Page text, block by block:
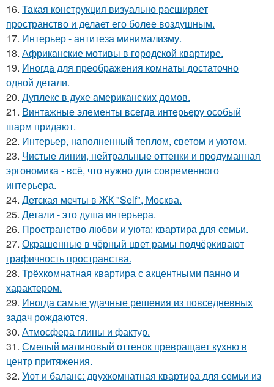
16. Такая конструкция визуально расширяет
пространство и делает его более воздушным.
17. Интерьер - антитеза минимализму.
18. Африканские мотивы в городской квартире.
19. Иногда для преображения комнаты достаточно
одной детали.
20. Дуплекс в духе американских домов.
21. Винтажные элементы всегда интерьеру особый
шарм придают.
22. Интерьер, наполненный теплом, светом и уютом.
23. Чистые линии, нейтральные оттенки и продуманная
эргономика - всё, что нужно для современного
интерьера.
24. Детская мечты в ЖК "Self", Москва.
25. Детали - это душа интерьера.
26. Пространство любви и уюта: квартира для семьи.
27. Окрашенные в чёрный цвет рамы подчёркивают
графичность пространства.
28. Трёхкомнатная квартира с акцентными панно и
характером.
29. Иногда самые удачные решения из повседневных
задач рождаются.
30. Атмосфера глины и фактур.
31. Смелый малиновый оттенок превращает кухню в
центр притяжения.
32. Уют и баланс: двухкомнатная квартира для семьи из